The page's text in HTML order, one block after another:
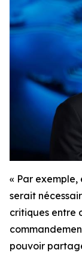
« Par
serait
critiques entre
pouvoir